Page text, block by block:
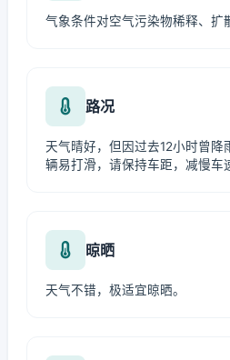
气象条件对空气污染物稀释、扩
路况
天气晴好，但因过去12小时曾降
辆易打滑，请保持车距，减慢车
晾晒
天气不错，极适宜晾晒。